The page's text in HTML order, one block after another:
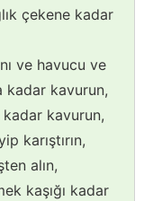
çekene kadar
ve havucu ve
kadar kavurun,
kadar kavurun,
karıştırın,
alın,
kaşığı kadar